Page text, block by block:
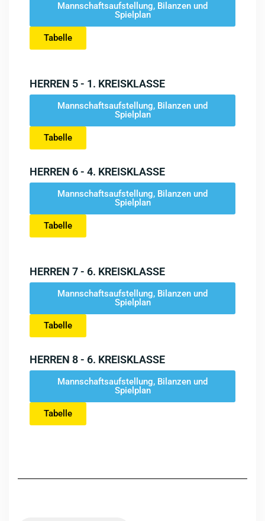
Mannschaftsaufstellung, Bilanzen und
Spielplan
Tabelle
HERREN 5 - 1. KREISKLASSE
Mannschaftsaufstellung, Bilanzen und
Spielplan
Tabelle
HERREN 6 - 4. KREISKLASSE
Mannschaftsaufstellung, Bilanzen und
Spielplan
Tabelle
HERREN 7 - 6. KREISKLASSE
Mannschaftsaufstellung, Bilanzen und
Spielplan
Tabelle
HERREN 8 - 6. KREISKLASSE
Mannschaftsaufstellung, Bilanzen und
Spielplan
Tabelle